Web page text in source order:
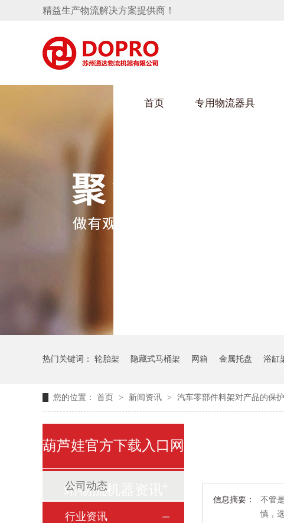
精益生产物流解决方案提供商！
首页 专用物流器具
保险杠料架
消声器料架
汽车行业
热门关键词： 轮胎架 隐藏式马桶架 网箱 金属托盘 浴缸
您的位置： 首页 > 新闻资讯 > 汽车零部件料架对产品的保
信息摘要：
不管是
慎
葫芦娃官方下载入口网
站物流机器资讯
公司动态
行业资讯